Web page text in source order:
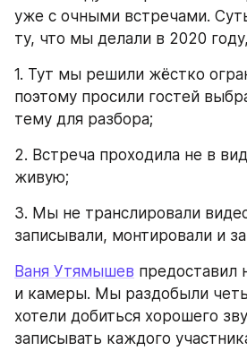
уже с очными встречами.
ту, что мы делали в 2020
1. Тут мы решили жёстко
поэтому просили гостей
тему для разбора;
2. Встреча проходила не в
живую;
3. Мы не транслировали
записывали, монтировали и
Ваня Утямышев предоставил
и камеры. Мы раздобыли
хотели добиться хорошего
записывать каждого